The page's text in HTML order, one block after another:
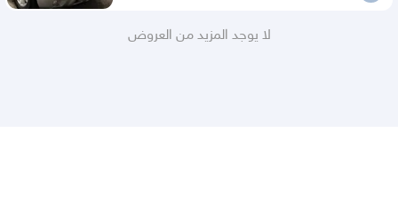
لا يوجد المزيد من العروض